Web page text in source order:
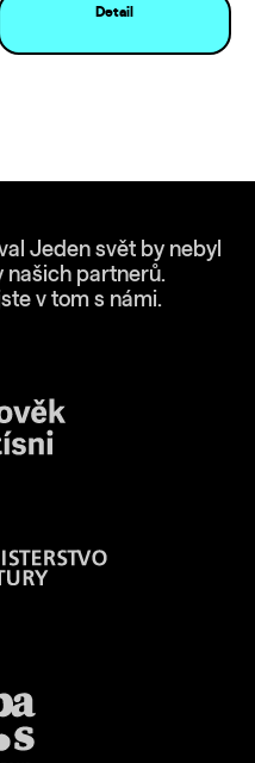
Detail
Jeden svět by nebyl
našich partnerů.
v tom s námi.